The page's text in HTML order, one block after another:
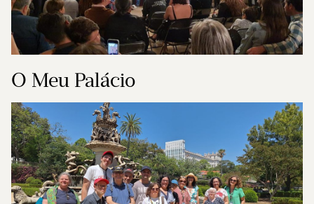
O Meu Palácio